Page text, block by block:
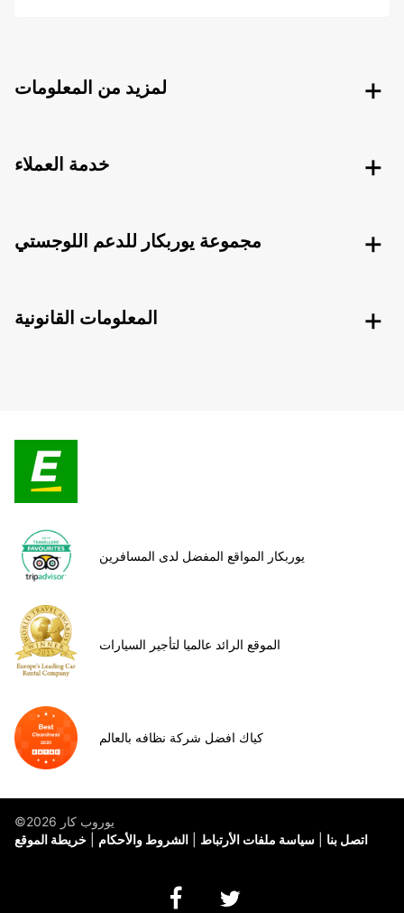
لمزيد من المعلومات
خدمة العملاء
مجموعة يوربكار للدعم اللوجستي
المعلومات القانونية
يوربكار المواقع المفضل لدى المسافرين
الموقع الرائد عالميا لتأجير السيارات
كياك افضل شركة نظافه بالعالم
©يوروب كار 2026
خريطة الموقع
الشروط والأحكام سياسة ملفات الأرتباط اتصل بنا